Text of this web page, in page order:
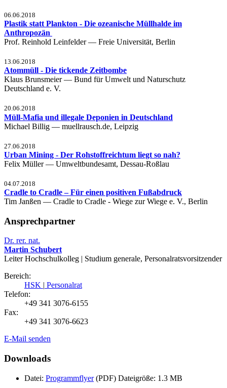
06.06.2018
Plastik statt Plankton - Die ozeanische Müllhalde im
Anthropozän
Prof. Reinhold Leinfelder — Freie Universität, Berlin
13.06.2018
Atommüll - Die tickende Zeitbombe
Klaus Brunsmeier — Bund für Umwelt und Naturschutz
Deutschland e. V.
20.06.2018
Müll-Mafia und illegale Deponien in Deutschland
Michael Billig — muellrausch.de, Leipzig
27.06.2018
Urban Mining - Der Rohstoffreichtum liegt so nah?
Felix Müller — Umweltbundesamt, Dessau-Roßlau
04.07.2018
Cradle to Cradle – Für einen positiven Fußabdruck
Tim Janßen — Cradle to Cradle - Wiege zur Wiege e. V., Berlin
Ansprechpartner
Dr. rer. nat.
Martin Schubert
Leiter Hochschulkolleg | Studium generale, Personalratsvorsitzender
Bereich:
HSK | Personalrat
Telefon:
+49 341 3076-6155
Fax:
+49 341 3076-6623
E-Mail senden
Downloads
Datei: Programmflyer(PDF) Dateigröße: 1.3 MB